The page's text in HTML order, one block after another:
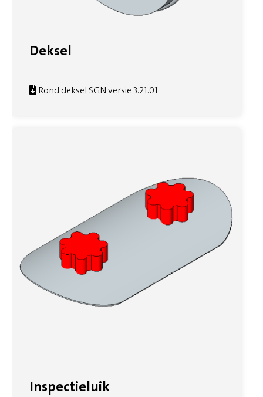
Deksel
Rond deksel SGN versie 3.21.01
Inspectieluik